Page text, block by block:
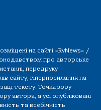
на сайті «RvNews» /
про авторське
передруку
сайту, гіперпосилання на
тексту. Точка зору
автора, а усі опубліковані
та всебічність